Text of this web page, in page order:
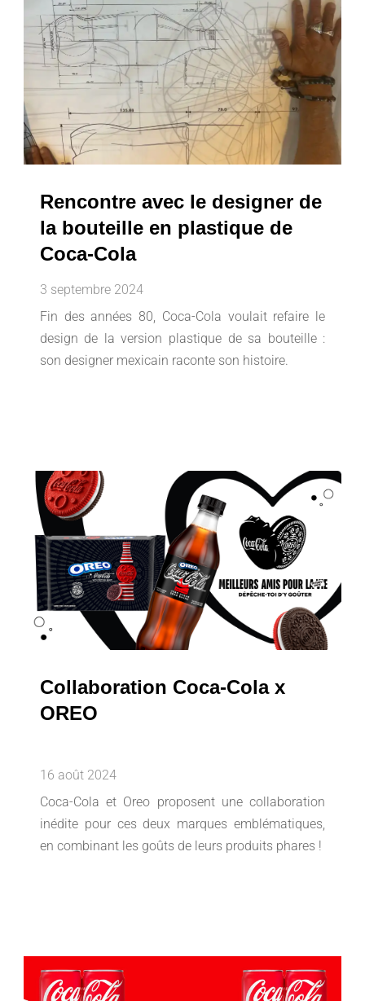
Rencontre avec le designer de
la bouteille en plastique de
Coca-Cola
3 septembre 2024
Fin des années 80, Coca-Cola voulait refaire le
design de la version plastique de sa bouteille :
son designer mexicain raconte son histoire.
Collaboration Coca-Cola x
OREO
16 août 2024
Coca-Cola et Oreo proposent une collaboration
inédite pour ces deux marques emblématiques,
en combinant les goûts de leurs produits phares !